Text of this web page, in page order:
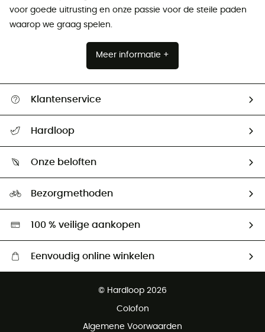
voor goede uitrusting en onze passie voor de steile paden
waarop we graag spelen.
Meer informatie +
Klantenservice
Mijn zending volgen
Retourzendingen & Terugbetalingen
Hardloop
Ambassadeurs
Onze beloften
Hardgreen
Bezorgmethoden
100 % veilige aankopen
Eenvoudig online winkelen
Gratis retourneren binnen 100 dagen
© Hardloop 2026
Colofon
Algemene Voorwaarden